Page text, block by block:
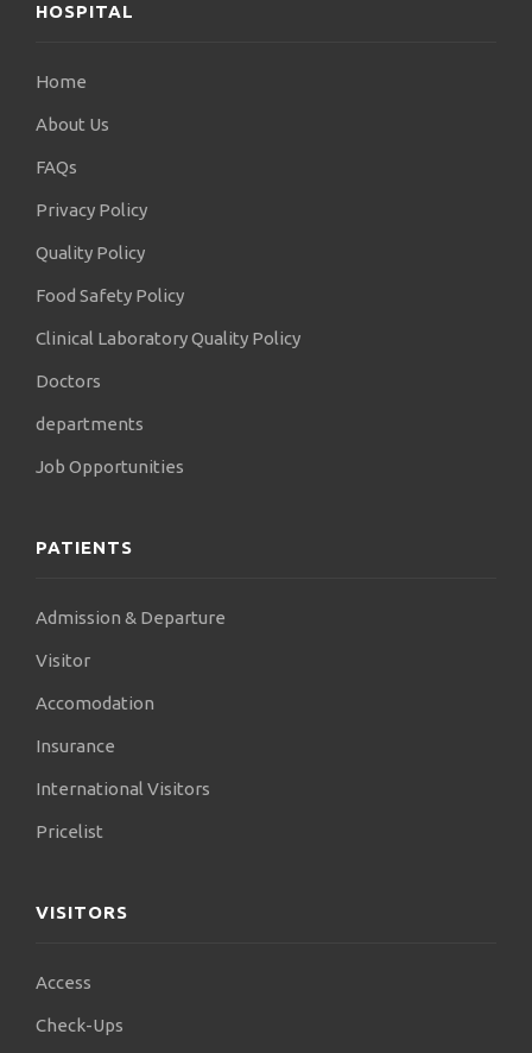
HOSPITAL
Home
About Us
FAQs
Privacy Policy
Quality Policy
Food Safety Policy
Clinical Laboratory Quality Policy
Doctors
departments
Job Opportunities
PATIENTS
Admission & Departure
Visitor
Accomodation
Insurance
International Visitors
Pricelist
VISITORS
Access
Check-Ups